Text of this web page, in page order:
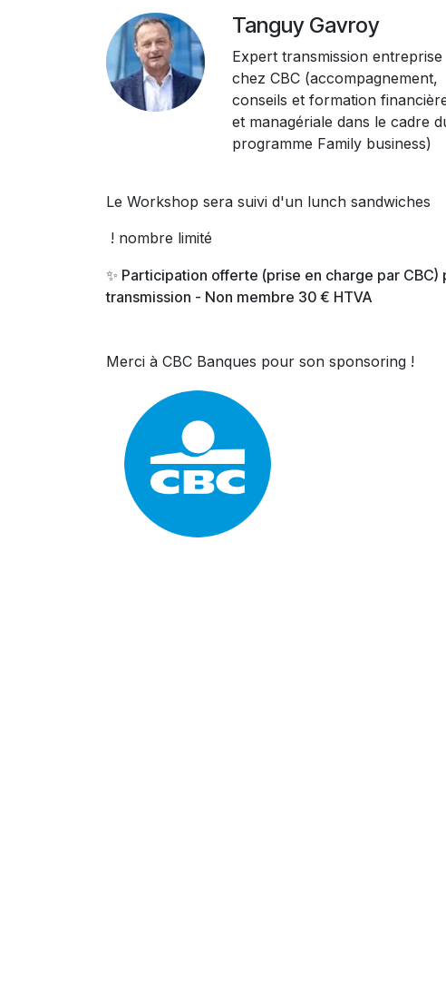
Tanguy Gavroy
Expert transmission entreprise
chez CBC (accompagnement,
conseils et formation
et managériale dans le cadre
programme Family business)
Le Workshop sera suivi d'un lunch sandwiches
! nombre limité
✨ Participation offerte (prise en charge par
transmission - Non membre 30 € HTVA
Merci à CBC Banques pour son sponsoring !